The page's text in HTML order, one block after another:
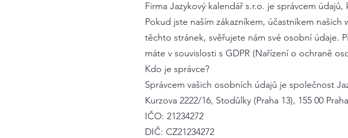
Firma Jazykový kalendář s.r.o. je správcem
Pokud jste naším zákazníkem, účastníkem
těchto stránek, svěřujete nám své osobní údaje.
máte v souvislosti s GDPR (Nařízení o ochraně
Kdo je správce?
Správcem vašich osobních údajů je společnost
Kurzova 2222/16, Stodůlky (Praha 13), 155 00 Praha
IČO: 21234272
DIČ: CZ21234272